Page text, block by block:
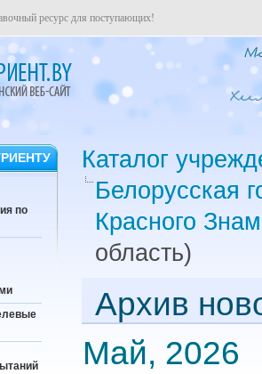
ресурс для поступающих!
по
Каталог
Белорусская
Красного
область)
Архив
Май, 2026